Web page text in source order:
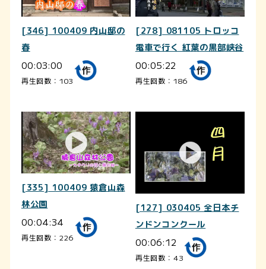
[346] 100409 内山邸の
春
00:03:00
再生回数：103
[278] 081105 トロッコ
電車で行く 紅葉の黒部峡谷
00:05:22
再生回数：186
[335] 100409 猿倉山森
林公園
00:04:34
再生回数：226
[127] 030405 全日本チ
ンドンコンクール
00:06:12
再生回数：43